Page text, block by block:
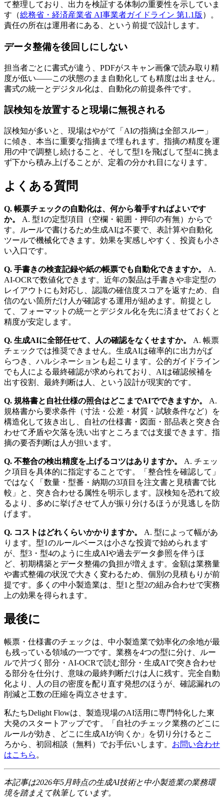
て整理しており、出力を検証する体制の重要性を示していま
す（総務省・経済産業省 AI事業者ガイドライン 第1.1版 ）。
責任の所在は運用者にある、という前提で設計します。
データ整備を後回しにしない
担当者ごとに書式が違う、PDFがスキャン画像で読み取り精
度が低い——この状態のまま自動化しても精度は出ません。
書式の統一とデジタル化は、自動化の前提条件です。
誤検知を放置すると現場に無視される
誤検知が多いと、現場はやがて「AIの指摘は全部スルー」
に傾き、本当に重要な指摘まで埋もれます。指摘の精度を運
用の中で調整し続けること、そして型1を飛ばして型4に挑ま
ず下から積み上げることが、定着の分かれ目になります。
よくある質問
Q. 帳票チェックの自動化は、何から着手すればよいです
か。
A. 型1の定型項目（空欄・範囲・押印の有無）からで
す。ルールで書けるため生成AIは不要で、表計算や自動化
ツールで機械化できます。効果を実感しやすく、投資も小さ
い入口です。
Q. 手書きの検査記録や紙の帳票でも自動化できますか。
A.
AI-OCRで数値化できます。近年の製品は手書きや非定型の
レイアウトにも対応し、認識の確信度スコアを返すため、自
信のない箇所だけ人が確認する運用が組めます。前提とし
て、フォーマットの統一とデジタル化を先に済ませておくと
精度が安定します。
Q. 生成AIに全部任せて、人の確認をなくせますか。
A. 帳票
チェックでは推奨できません。生成AIは確率的に出力がば
らつき、ハルシネーションも起こります。公的ガイドライン
でも人による最終確認が求められており、AIは確認候補を
出す役割、最終判断は人、という設計が現実的です。
Q. 規格書と自社仕様の照合はどこまでAIでできますか。
A.
規格書から要求条件（寸法・公差・材質・試験条件など）を
構造化して抜き出し、自社の仕様書・図面・部品表と突き合
わせて矛盾や欠落を洗い出すところまでは支援できます。指
摘の要否判断は人が担います。
Q. 不整合の検出精度を上げるコツはありますか。
A. チェッ
ク項目を具体的に指定することです。「整合性を確認して」
ではなく「数量・型番・納期の3項目を注文書と見積書で比
較」と、突き合わせる属性を明示します。誤検知を恐れて絞
るより、多めに挙げさせて人が振り分けるほうが見逃しを防
げます。
Q. コストはどれくらいかかりますか。
A. 型によって幅があ
ります。型1のルールベースは小さな投資で始められます
が、型3・型4のように生成AIや過去データ参照を伴うほ
ど、初期構築とデータ整備の負担が増えます。金額は業務量
や書式整備の状況で大きく変わるため、個別の見積もりが前
提です。多くの中小製造業は、型1と型2の組み合わせで実務
上の効果を得られます。
最後に
帳票・仕様書のチェックは、中小製造業で効率化の余地が最
も残っている領域の一つです。業務を4つの型に分け、ルー
ルで片づく部分・AI-OCRで読む部分・生成AIで突き合わせ
る部分を仕分け、意味の最終判断だけは人に残す。完全自動
化より、人の目の密度を配り直す発想のほうが、確認漏れの
削減と工数の圧縮を両立させます。
私たちDelight Flowは、製造現場のAI活用に専門特化した東
大発のスタートアップです。「自社のチェック業務のどこに
ルールが効き、どこに生成AIが向くか」を切り分けるとこ
ろから、初回相談（無料）でお手伝いします。 お問い合わせ
はこちら 。
本記事は2026年5月時点の生成AI技術と中小製造業の業務環
境を踏まえて執筆しています。